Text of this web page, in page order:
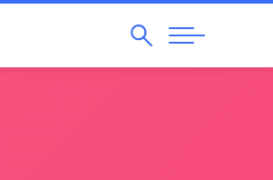
Pesquisar
Abrir
Navegação